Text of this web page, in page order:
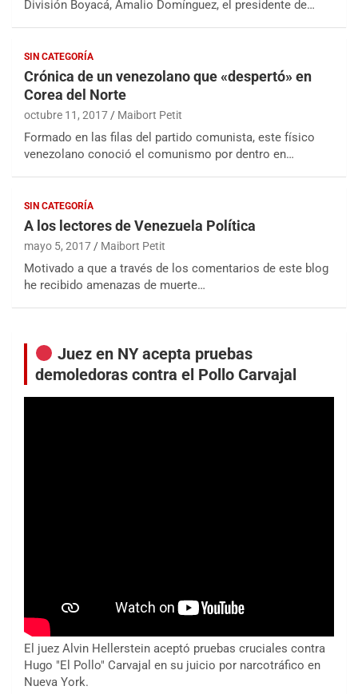
División Boyacá, Amalio Domínguez, el presidente de…
SIN CATEGORÍA
Crónica de un venezolano que «despertó» en
Corea del Norte
octubre 11, 2017 Maibort Petit
Formado en las filas del partido comunista, este físico
venezolano conoció el comunismo por dentro en…
SIN CATEGORÍA
A los lectores de Venezuela Política
mayo 5, 2017 Maibort Petit
Motivado a que a través de los comentarios de este blog
he recibido amenazas de muerte…
Juez en NY acepta pruebas
demoledoras contra el Pollo Carvajal
El juez Alvin Hellerstein aceptó pruebas cruciales contra
Hugo "El Pollo" Carvajal en su juicio por narcotráfico en
Nueva York.